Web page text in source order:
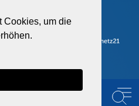
Cookies, um die